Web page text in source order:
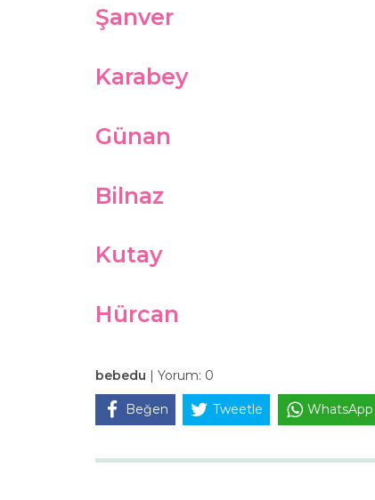
Şanver
Karabey
Günan
Bilnaz
Kutay
Hürcan
bebedu | Yorum: 0
Beğen Tweetle WhatsApp